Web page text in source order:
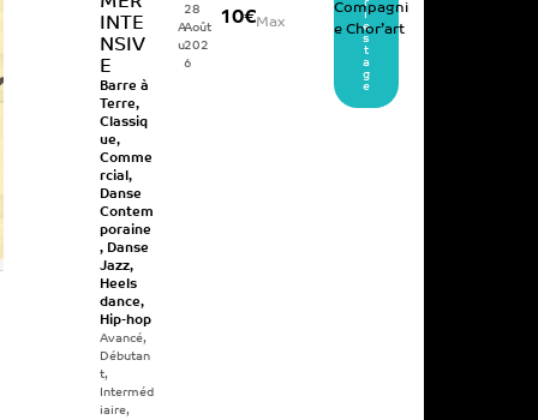
INTE
NSIV
E
Barre à
Terre,
Classiq
ue,
Comme
rcial,
Danse
Contem
poraine
, Danse
Jazz,
Heels
dance,
Hip-hop
Avancé,
Débutan
t,
Interméd
iaire,
A
u
28
Août
202
6
10€Max
r
l
e
s
t
a
g
e
Compagni
e Chor’art